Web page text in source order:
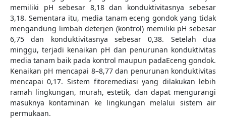
memiliki pH sebesar 8,18 dan konduktivitasnya sebesar
3,18. Sementara itu, media tanam eceng gondok yang tidak
mengandung limbah deterjen (kontrol) memiliki pH sebesar
6,75 dan konduktivitasnya sebesar 0,38. Setelah dua
minggu, terjadi kenaikan pH dan penurunan konduktivitas
media tanam baik pada kontrol maupun padaEceng gondok.
Kenaikan pH mencapai 8–8,77 dan penurunan konduktivitas
mencapai 0,17. Sistem fitoremediasi yang dilakukan lebih
ramah lingkungan, murah, estetik, dan dapat mengurangi
masuknya kontaminan ke lingkungan melalui sistem air
permukaan.